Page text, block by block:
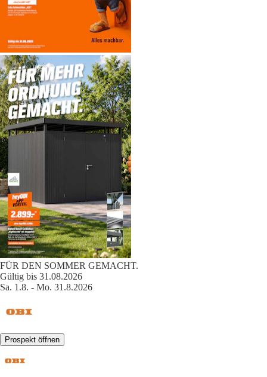
FÜR DEN SOMMER GEMACHT.
Gültig bis 31.08.2026
Sa. 1.8. - Mo. 31.8.2026
Prospekt öffnen